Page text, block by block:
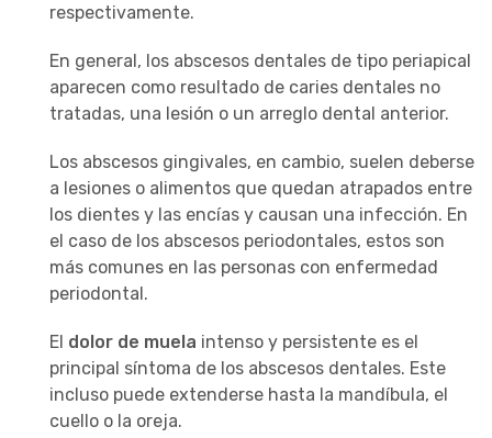
respectivamente.
En general, los abscesos dentales de tipo periapical
aparecen como resultado de caries dentales no
tratadas, una lesión o un arreglo dental anterior.
Los abscesos gingivales, en cambio, suelen deberse
a lesiones o alimentos que quedan atrapados entre
los dientes y las encías y causan una infección. En
el caso de los abscesos periodontales, estos son
más comunes en las personas con enfermedad
periodontal.
El dolor de muela intenso y persistente es el
principal síntoma de los abscesos dentales. Este
incluso puede extenderse hasta la mandíbula, el
cuello o la oreja.